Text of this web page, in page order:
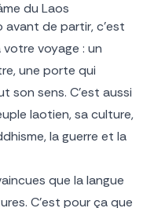
du Laos
de partir, c’est
voyage : un
une porte qui
son sens. C’est aussi
laotien, sa culture,
la guerre et la
que la langue
C’est pour ça que